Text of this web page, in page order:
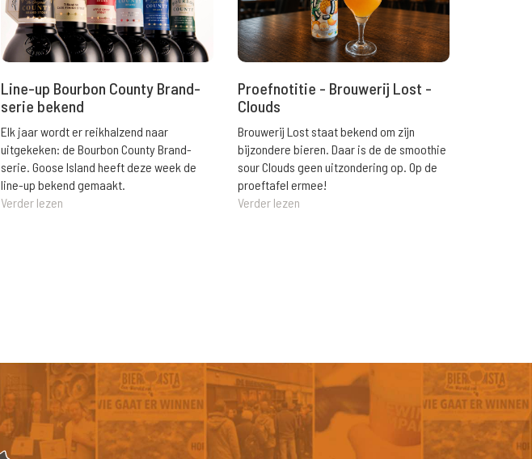
Line-up Bourbon County Brand-
serie bekend
Elk jaar wordt er reikhalzend naar
uitgekeken: de Bourbon County Brand-
serie. Goose Island heeft deze week de
line-up bekend gemaakt.
Verder lezen
Proefnotitie - Brouwerij Lost -
Clouds
Brouwerij Lost staat bekend om zijn
bijzondere bieren. Daar is de de smoothie
sour Clouds geen uitzondering op. Op de
proeftafel ermee!
Verder lezen